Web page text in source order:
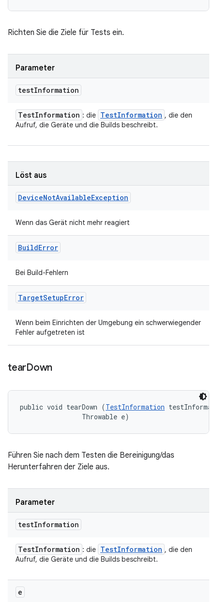
Richten Sie die Ziele für Tests ein.
Parameter
testInformation
TestInformation : die TestInformation , die den
Aufruf, die Geräte und die Builds beschreibt.
Löst aus
DeviceNotAvailableException
Wenn das Gerät nicht mehr reagiert
BuildError
Bei Build-Fehlern
TargetSetupError
Wenn beim Einrichten der Umgebung ein schwerwiegender
Fehler aufgetreten ist
tearDown
public void tearDown (TestInformation
                Throwable e)
Führen Sie nach dem Testen die Bereinigung/das
Herunterfahren der Ziele aus.
Parameter
testInformation
TestInformation : die TestInformation , die den
Aufruf, die Geräte und die Builds beschreibt.
e